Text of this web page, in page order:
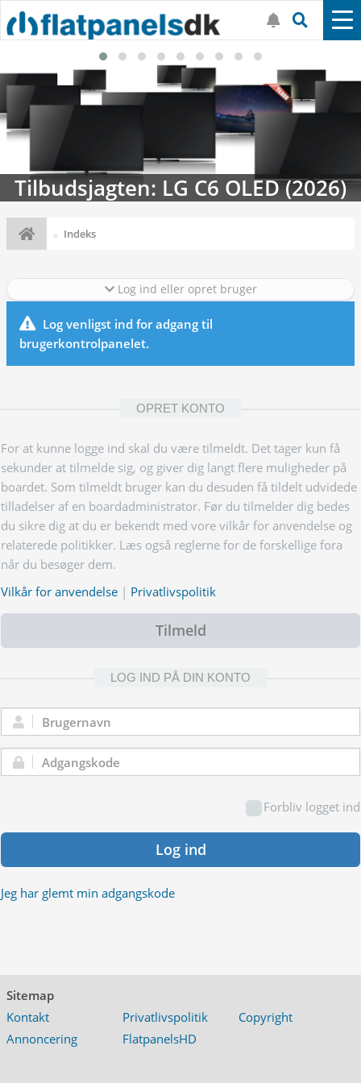
Tilbudsjagten: LG C6 OLED (2026)
Indeks
Log ind eller opret bruger
Log venligst ind for adgang til
brugerkontrolpanelet.
OPRET KONTO
For at kunne logge ind skal du være tilmeldt. Det tager kun få
sekunder at tilmelde sig, og giver dig langt flere muligheder på
boardet. Som tilmeldt bruger kan du desuden få tildelt udvidede
tilladelser af en boardadministrator. Før du tilmelder dig bedes
du sikre dig at du er bekendt med vore vilkår for anvendelse og
relaterede politikker. Læs også reglerne for de forskellige fora
når du besøger dem.
Vilkår for anvendelse | Privatlivspolitik
Tilmeld
LOG IND PÅ DIN KONTO
Brugernavn:
Adgangskode:
Forbliv logget ind
Log ind
Jeg har glemt min adgangskode
Sitemap
Kontakt
Privatlivspolitik
Copyright
Annoncering
FlatpanelsHD